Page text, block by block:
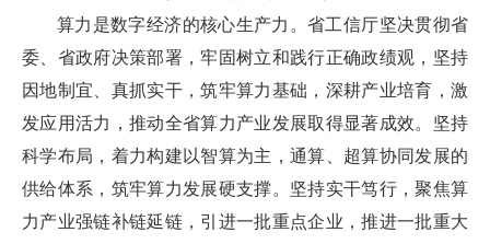
算力是数字经济的核心生产力。省工信厅坚决贯彻省
委、省政府决策部署，牢固树立和践行正确政绩观，坚持
因地制宜、真抓实干，筑牢算力基础，深耕产业培育，激
发应用活力，推动全省算力产业发展取得显著成效。坚持
科学布局，着力构建以智算为主，通算、超算协同发展的
供给体系，筑牢算力发展硬支撑。坚持实干笃行，聚焦算
力产业强链补链延链，引进一批重点企业，推进一批重大